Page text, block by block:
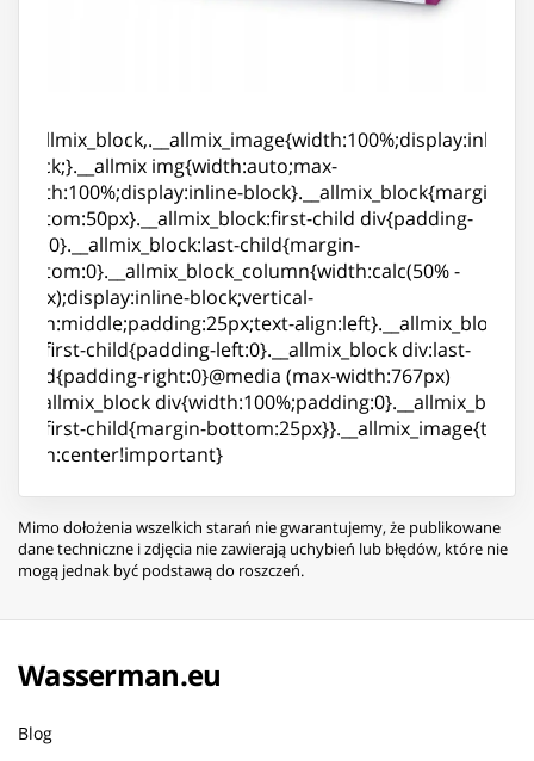
.__allmix_block,.__allmix_image{width:100%;display:inline-
block;}.__allmix img{width:auto;max-
width:100%;display:inline-block}.__allmix_block{margin-
bottom:50px}.__allmix_block:first-child div{padding-
top:0}.__allmix_block:last-child{margin-
bottom:0}.__allmix_block_column{width:calc(50% -
25px);display:inline-block;vertical-
align:middle;padding:25px;text-align:left}.__allmix_block
div:first-child{padding-left:0}.__allmix_block div:last-
child{padding-right:0}@media (max-width:767px)
{.__allmix_block div{width:100%;padding:0}.__allmix_block
div:first-child{margin-bottom:25px}}.__allmix_image{text-
align:center!important}
Mimo dołożenia wszelkich starań nie gwarantujemy, że publikowane
dane techniczne i zdjęcia nie zawierają uchybień lub błędów, które nie
mogą jednak być podstawą do roszczeń.
Wasserman.eu
Blog